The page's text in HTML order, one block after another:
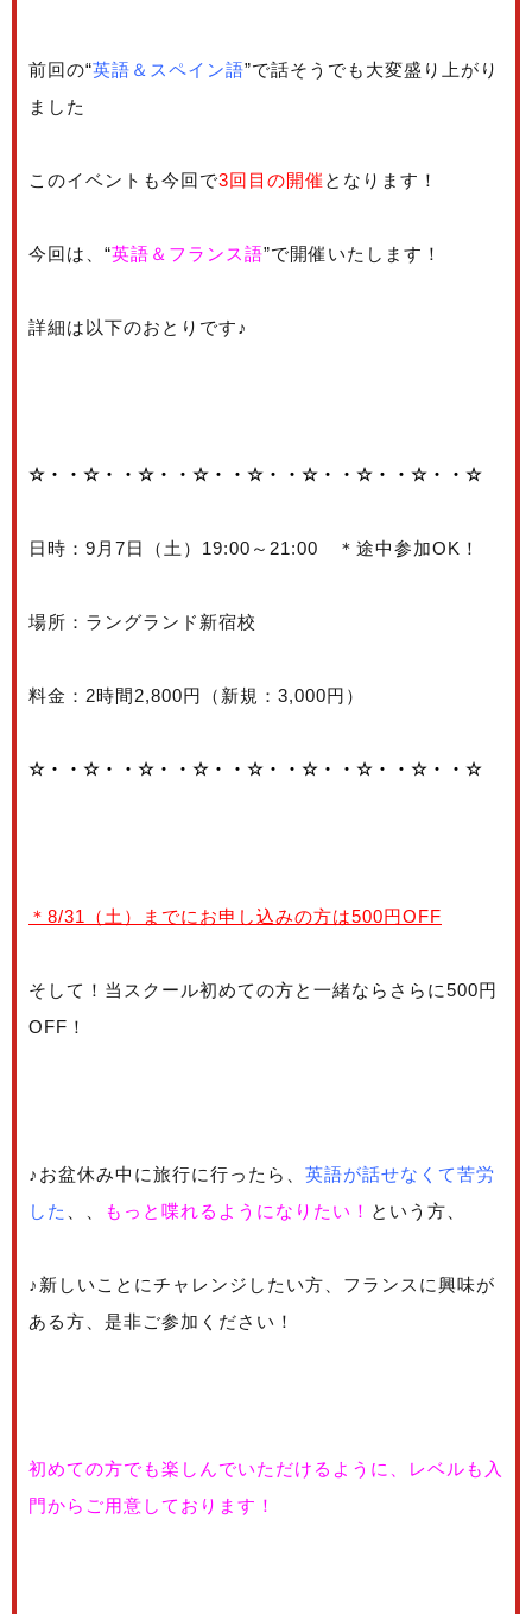
前回の“英語＆スペイン語”で話そうでも大変盛り上がり
ました
このイベントも今回で3回目の開催 となります！
今回は、“英語＆フランス語”で開催いたします！
詳細は以下のおとりです♪
☆・・☆・・☆・・☆・・☆・・☆・・☆・・☆・・☆
日時：9月7日（土）19:00～21:00 ＊途中参加OK！
場所：ラングランド新宿校
料金：2時間2,800円（新規：3,000円）
☆・・☆・・☆・・☆・・☆・・☆・・☆・・☆・・☆
＊8/31（土）までにお申し込みの方は500円OFF
そして！当スクール初めての方と一緒ならさらに500円
OFF！
♪お盆休み中に旅行に行ったら、 英語が話せなくて苦労
した 、、 もっと喋れるようになりたい！ という方、
♪新しいことにチャレンジしたい方、フランスに興味が
ある方、是非ご参加ください！
初めての方でも楽しんでいただけるように、レベルも入
門からご用意しております！